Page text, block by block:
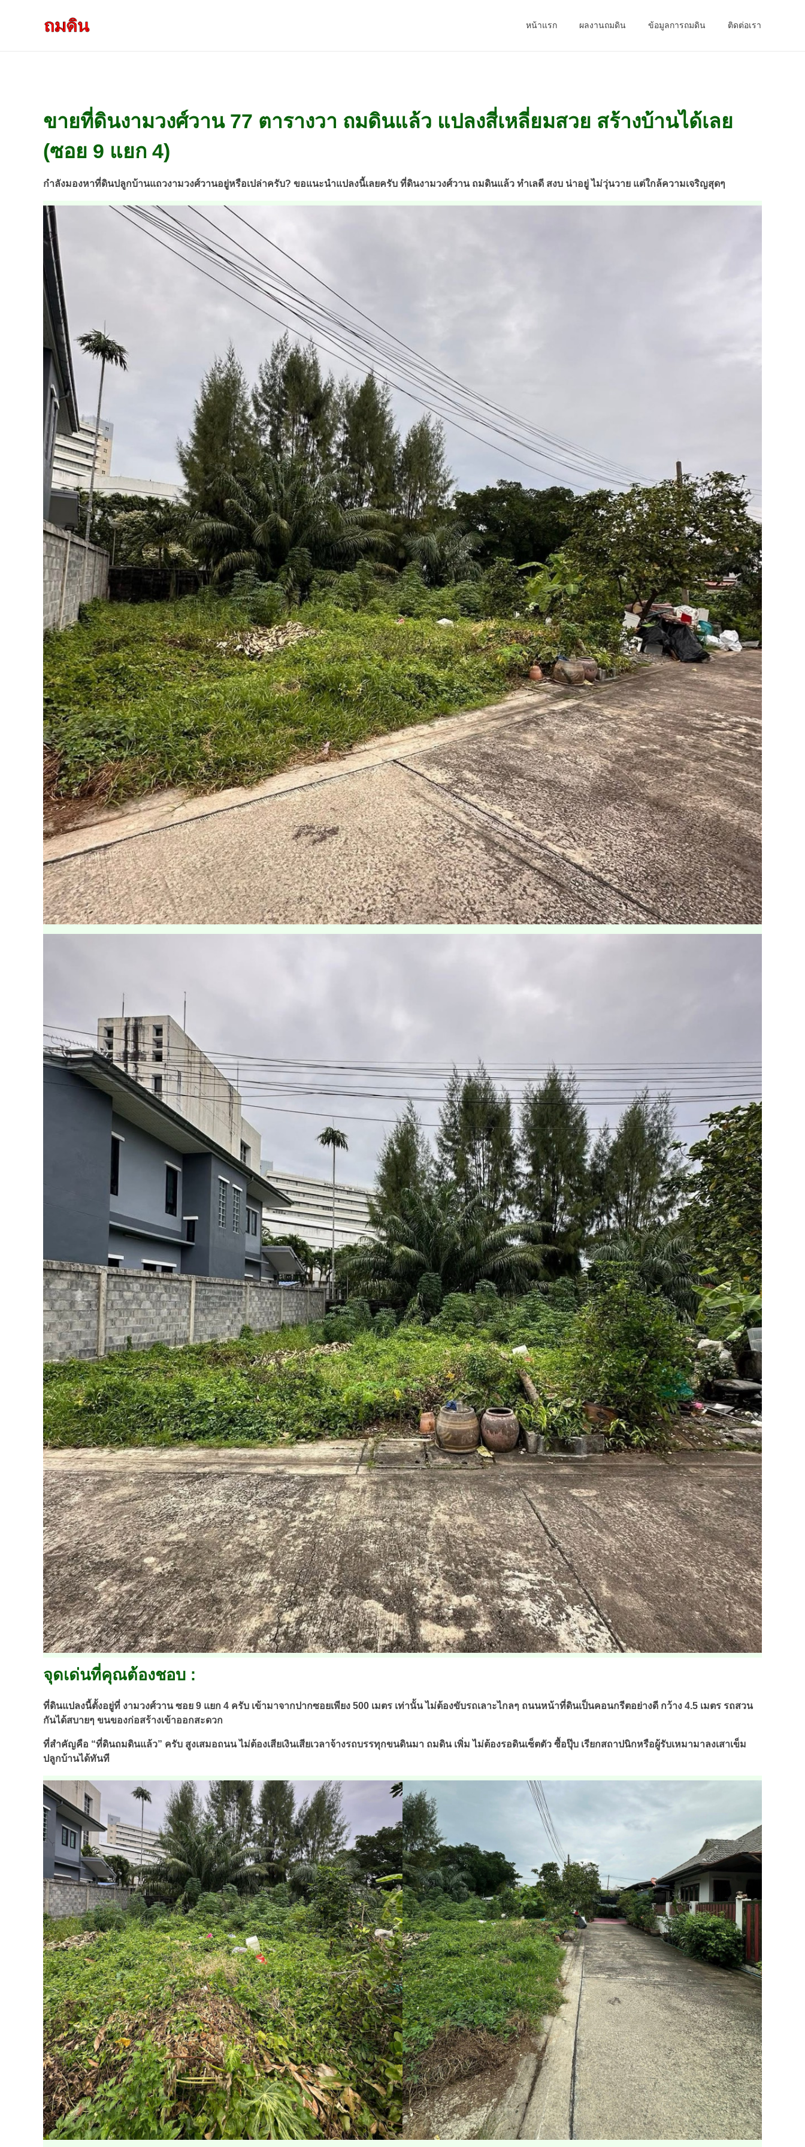
หน้าแรก ผลงานถมดิน ข้อมูลการถมดิน ติดต่อเรา
ข
า
ย
ที่
ดิ
น
ง
า
ม
ว
ง
ศ์
ว
า
น
ถ
ม
ดิ
น
แ
ล้
ว
ส
ร้
า
ง
น
ไ
ย
ขายที่ดินงามวงศ์วาน 77 ตารางวา ถมดินแล้ว แปลงสี่เหลี่ยมสวย สร้างบ้านได้เลย
(ซอย 9 แยก 4)
กำลังมองหาที่ดินปลูกบ้านแถวงามวงศ์วานอยู่หรือเปล่าครับ? ขอแนะนำแปลงนี้เลยครับ ที่ดินงามวงศ์วาน ถมดินแล้ว ทำเลดี สงบ น่าอยู่ ไม่วุ่นวาย แต่ใกล้ความเจริญสุดๆ
จุดเด่นที่คุณต้องชอบ :
ที่ดินแปลงนี้ตั้งอยู่ที่ งามวงศ์วาน ซอย 9 แยก 4 ครับ เข้ามาจากปากซอยเพียง 500 เมตร เท่านั้น ไม่ต้องขับรถเลาะไกลๆ ถนนหน้าที่ดินเป็นคอนกรีตอย่างดี กว้าง 4.5 เมตร รถสวน
กันได้สบายๆ ขนของก่อสร้างเข้าออกสะดวก
ที่สำคัญคือ “ที่ดินถมดินแล้ว” ครับ สูงเสมอถนน ไม่ต้องเสียเงินเสียเวลาจ้างรถบรรทุกขนดินมา ถมดิน เพิ่ม ไม่ต้องรอดินเซ็ตตัว ซื้อปุ๊บ เรียกสถาปนิกหรือผู้รับเหมามาลงเสาเข็ม
ปลูกบ้านได้ทันที